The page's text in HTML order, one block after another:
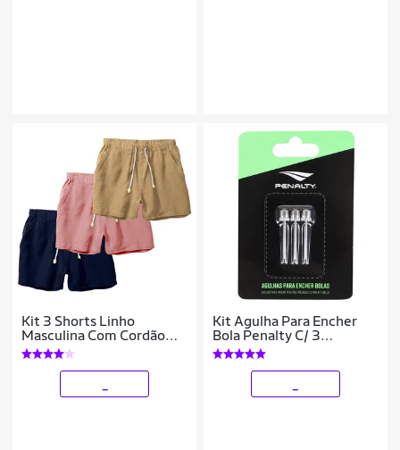
Kit 3 Shorts Linho
Masculina Com Cordão
Bermuda Casual Verão
Kit Agulha Para Encher
Bola Penalty C/ 3
Unidades